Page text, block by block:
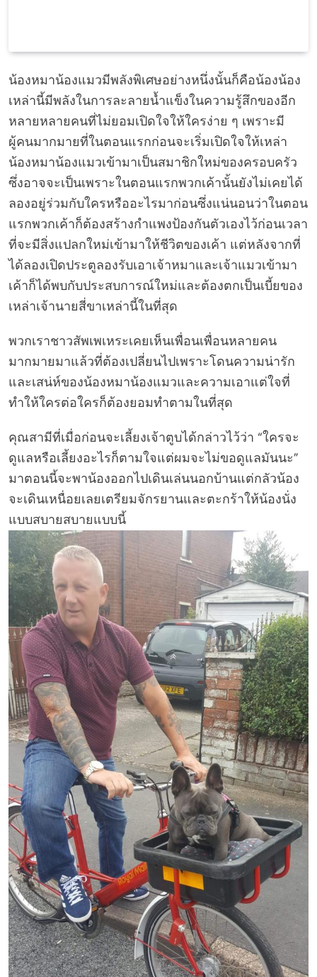
น้องหมาน้องแมวมีพลังพิเศษอย่างหนึ่งนั้นก็คือน้องน้อง
เหล่านี้มีพลังในการละลายน้ำแข็งในความรู้สึกของอีก
หลายหลายคนที่ไม่ยอมเปิดใจให้ใครง่าย ๆ เพราะมี
ผู้คนมากมายที่ในตอนแรกก่อนจะเริ่มเปิดใจให้เหล่า
น้องหมาน้องแมวเข้ามาเป็นสมาชิกใหม่ของครอบครัว
ซึ่งอาจจะเป็นเพราะในตอนแรกพวกเค้านั้นยังไม่เคยได้
ลองอยู่ร่วมกับใครหรืออะไรมาก่อนซึ่งแน่นอนว่าในตอน
แรกพวกเค้าก็ต้องสร้างกำแพงป้องกันตัวเองไว้ก่อนเวลา
ที่จะมีสิ่งแปลกใหม่เข้ามาให้ชีวิตของเค้า แต่หลังจากที่
ได้ลองเปิดประตูลองรับเอาเจ้าหมาและเจ้าแมวเข้ามา
เค้าก็ได้พบกับประสบการณ์ใหม่และต้องตกเป็นเบี้ยของ
เหล่าเจ้านายสี่ขาเหล่านี้ในที่สุด
พวกเราชาวสัพเพเหระเคยเห็นเพื่อนเพื่อนหลายคน
มากมายมาแล้วที่ต้องเปลี่ยนไปเพราะโดนความน่ารัก
และเสน่ห์ของน้องหมาน้องแมวและความเอาแต่ใจที่
ทำให้ใครต่อใครก็ต้องยอมทำตามในที่สุด
คุณสามีที่เมื่อก่อนจะเลี้ยงเจ้าตูบได้กล่าวไว้ว่า “ใครจะ
ดูแลหรือเลี้ยงอะไรก็ตามใจแต่ผมจะไม่ขอดูแลมันนะ”
มาตอนนี้จะพาน้องออกไปเดินเล่นนอกบ้านแต่กลัวน้อง
จะเดินเหนื่อยเลยเตรียมจักรยานและตะกร้าให้น้องนั่ง
แบบสบายสบายแบบนี้